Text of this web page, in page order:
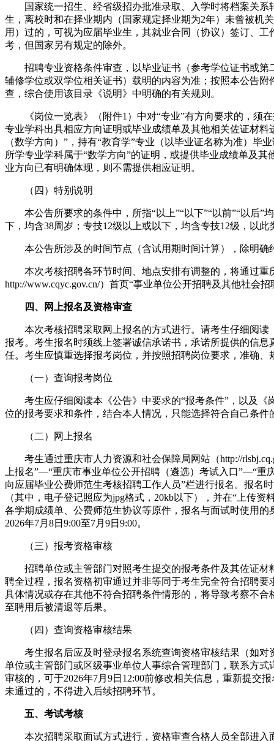
国家统一招生、经省级招办批准录取、入学时将档案关系
生，离校时和在择业期内（国家规定择业期为2年）未曾被机
用）过的，可视为应届毕业生，其就业合同（协议）签订、
考，但国家另有规定的除外。
招聘专业资格条件审查，以毕业证书（参考学位证书或第
辅修学位或双学位相关证书）载明的内容为准；按照本公告附
查，综合使用该目录《说明》中明确的有关规则。
《岗位一览表》（附件1）中对“专业”有方向要求的，须在
专业学科出具相应方向证明或毕业成绩单及其他相关佐证材料
（数学方向）”，持有“教育学”专业（以毕业证名称为准）毕
所学专业学科属于“数学方向”的证明，或提供毕业成绩单及
业方向已有明确体现，则不需提供相应证明。
（四）特别说明
本公告所要求的条件中，所指“以上”“以下”“以前”“以后”
下，均含38周岁；专技12级以上或以下，均含专技12级，以此
本公告所涉及的时间节点（含试用期时间计算），除明确
本次考核招聘各环节时间、地点安排有调整的，将通过重
http://www.cqyc.gov.cn/）首页“事业单位公开招聘及其他社会
四、网上报名及资格审查
本次考核招聘采取网上报名的方式进行。请考生仔细阅读
报考。考生报名时须线上签署诚信承诺书，承诺所提供的信
任。考生应慎重选择报考岗位，并按照招聘岗位要求，准确、
（一）查询报考岗位
考生应仔细阅读本《公告》中要求的“报考条件”，以及《
位的报考要求和条件，结合本人情况，只能选择符合自己条件
（二）网上报名
考生通过重庆市人力资源和社会保障局网站（http://
上报名”—“重庆市事业单位公开招聘（遴选）考试入口”—“重
向应届毕业公费师范生考核招聘工作人员”栏进行报名。报名
（其中，电子登记照应为jpg格式，20kb以下），并在“上传资
各学期成绩单、公费师范生协议等原件，报名与面试时使用的
2026年7月8日9:00至7月9日9:00。
（三）报考资格审核
招聘单位或主管部门对照考生提交的报考条件及其佐证材
聘全过程，报名资格初审通过并非等同于考生完全符合招聘
具体情况或存在其他不符合招聘条件情形的，将导致考察不
至聘用后被清退等后果。
（四）查询资格审核结果
考生报名后应及时登录报名系统查询资格审核结果（如对
单位或主管部门或区级事业单位人事综合管理部门，联系方式
审核的，可于2026年7月9日12:00前修改相关信息，重新提交
未通过的，不得进入后续招聘环节。
五、考试考核
本次招聘采取面试方式进行，资格审查合格人员全部进入